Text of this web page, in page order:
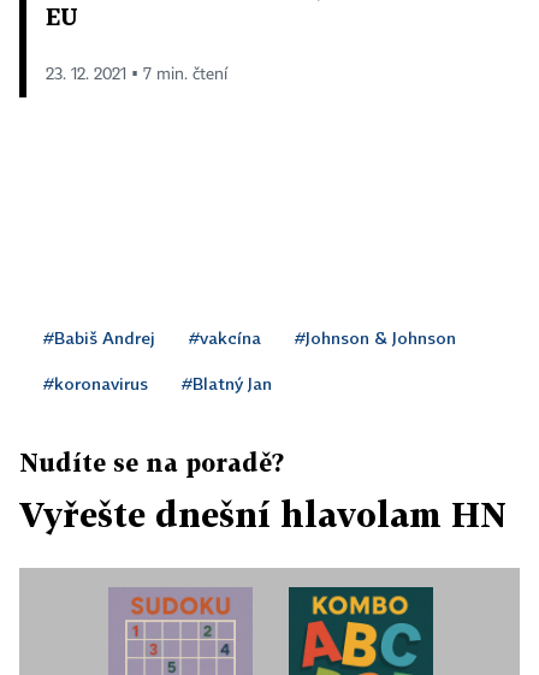
EU
23. 12. 2021 ▪ 7 min. čtení
#Babiš Andrej #vakcína #Johnson & Johnson
#koronavirus #Blatný Jan
Nudíte se na poradě?
Vyřešte dnešní hlavolam HN